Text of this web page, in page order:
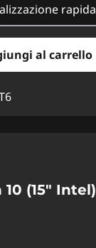
rapida
al carrello
(15" Intel)